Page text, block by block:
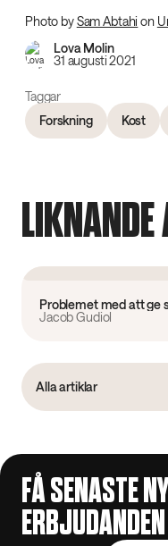
Photo bySam Abtahion
Lova Molin
31 augusti 2021
Taggar
Forskning
Kost
Problemet med att ge
Jacob Gudiol
Alla artiklar
FÅ SENASTE
ERBJUDANDEN